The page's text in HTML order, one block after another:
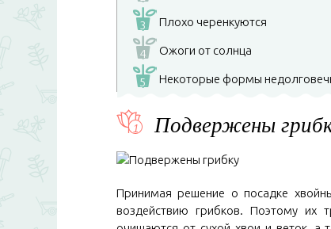
3 Плохо черенкуются
4 Ожоги от солнца
5 Некоторые формы
Подвержены
Принимая решение о посадке
воздействию грибков. Поэтому их